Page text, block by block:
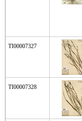
TI00007327
TI00007328